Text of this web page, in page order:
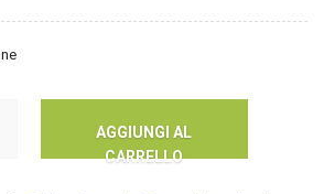
AGGIUNGI AL
CARRELLO